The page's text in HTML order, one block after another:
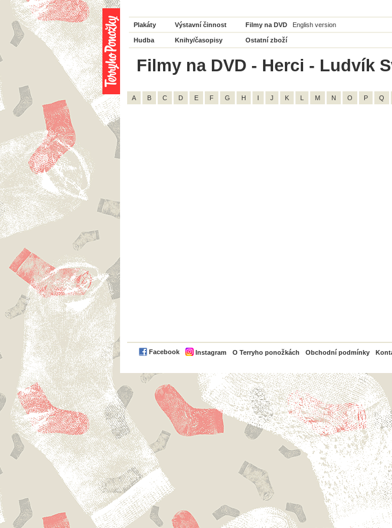
Plakáty Výstavní činnost Filmy na DVD English version
Hudba Knihy/časopisy Ostatní zboží
Filmy na DVD - Herci - Ludvík
A B C D E F G H I J K L M N O P Q
Facebook Instagram O Terryho ponožkách Obchodní podmínky
PayPal